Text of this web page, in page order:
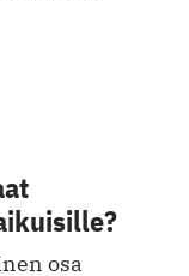
osa